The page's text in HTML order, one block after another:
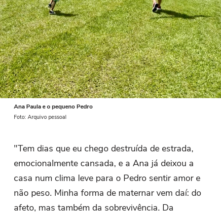
Ana Paula e o pequeno Pedro
Foto: Arquivo pessoal
"Tem dias que eu chego destruída de estrada,
emocionalmente cansada, e a Ana já deixou a
casa num clima leve para o Pedro sentir amor e
não peso. Minha forma de maternar vem daí: do
afeto, mas também da sobrevivência. Da